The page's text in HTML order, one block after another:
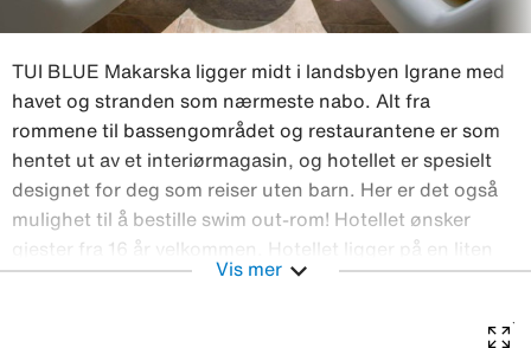
TUI BLUE Makarska ligger midt i landsbyen Igrane med
havet og stranden som nærmeste nabo. Alt fra
rommene til bassengområdet og restaurantene er som
hentet ut av et interiørmagasin, og hotellet er spesielt
designet for deg som reiser uten barn. Her er det også
mulighet til å bestille swim out-rom! Hotellet ønsker
gjester fra 16 år velkommen. Hotellet ligger på en liten
odde midt i byen med panoramautsikt over havet og
Vis mer expand_more